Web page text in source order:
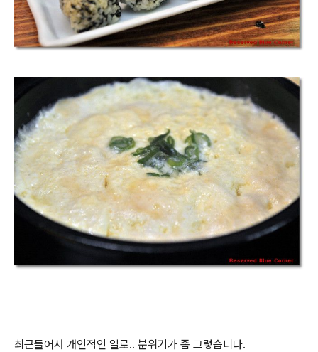
최근들어서 개인적인 일로.. 분위기가 좀 그렇습니다.